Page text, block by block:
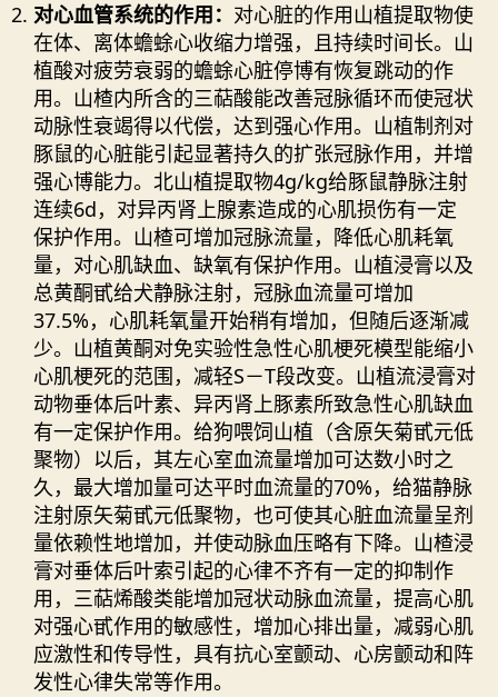
对心血管系统的作用： 对心脏的作用山植提取物使
在体、离体蟾蜍心收缩力增强，且持续时间长。山
植酸对疲劳衰弱的蟾蜍心脏停博有恢复跳动的作
用。山楂内所含的三萜酸能改善冠脉循环而使冠状
动脉性衰竭得以代偿，达到强心作用。山植制剂对
豚鼠的心脏能引起显著持久的扩张冠脉作用，并增
强心博能力。北山植提取物4g/kg给豚鼠静脉注射
连续6d，对异丙肾上腺素造成的心肌损伤有一定
保护作用。山楂可增加冠脉流量，降低心肌耗氧
量，对心肌缺血、缺氧有保护作用。山植浸膏以及
总黄酮甙给犬静脉注射，冠脉血流量可增加
37.5%，心肌耗氧量开始稍有增加，但随后逐渐减
少。山植黄酮对免实验性急性心肌梗死模型能缩小
心肌梗死的范围，减轻S－T段改变。山植流浸膏对
动物垂体后叶素、异丙肾上豚素所致急性心肌缺血
有一定保护作用。给狗喂饲山植（含原矢菊甙元低
聚物）以后，其左心室血流量增加可达数小时之
久，最大增加量可达平时血流量的70%，给猫静脉
注射原矢菊甙元低聚物，也可使其心脏血流量呈剂
量依赖性地增加，并使动脉血压略有下降。山楂浸
膏对垂体后叶索引起的心律不齐有一定的抑制作
用，三萜烯酸类能增加冠状动脉血流量，提高心肌
对强心甙作用的敏感性，增加心排出量，减弱心肌
应激性和传导性，具有抗心室颤动、心房颤动和阵
发性心律失常等作用。